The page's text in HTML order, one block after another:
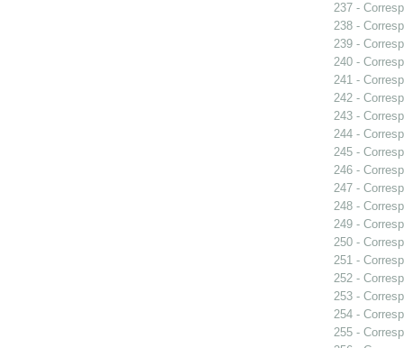
237 -
238 -
239 -
240 -
241 -
242 -
243 -
244 -
245 -
246 -
247 -
248 -
249 -
250 -
251 -
252 -
253 -
254 -
255 -